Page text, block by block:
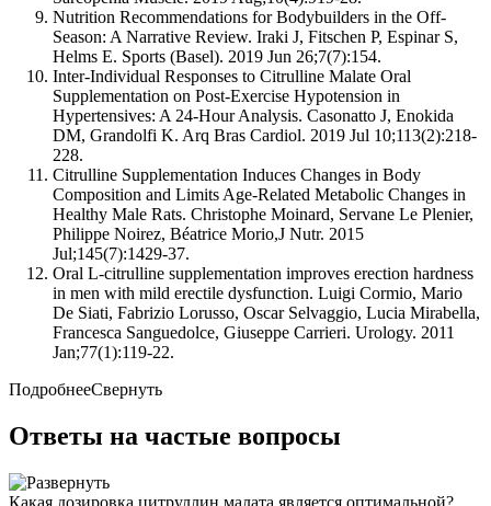
Nutrition Recommendations for Bodybuilders in the Off-
Season: A Narrative Review. Iraki J, Fitschen P, Espinar S,
Helms E. Sports (Basel). 2019 Jun 26;7(7):154.
Inter-Individual Responses to Citrulline Malate Oral
Supplementation on Post-Exercise Hypotension in
Hypertensives: A 24-Hour Analysis. Casonatto J, Enokida
DM, Grandolfi K. Arq Bras Cardiol. 2019 Jul 10;113(2):218-
228.
Citrulline Supplementation Induces Changes in Body
Composition and Limits Age-Related Metabolic Changes in
Healthy Male Rats. Christophe Moinard, Servane Le Plenier,
Philippe Noirez, Béatrice Morio,J Nutr. 2015
Jul;145(7):1429-37.
Oral L-citrulline supplementation improves erection hardness
in men with mild erectile dysfunction. Luigi Cormio, Mario
De Siati, Fabrizio Lorusso, Oscar Selvaggio, Lucia Mirabella,
Francesca Sanguedolce, Giuseppe Carrieri. Urology. 2011
Jan;77(1):119-22.
ПодробнееСвернуть
Ответы на частые вопросы
Какая дозировка цитруллин малата является оптимальной?